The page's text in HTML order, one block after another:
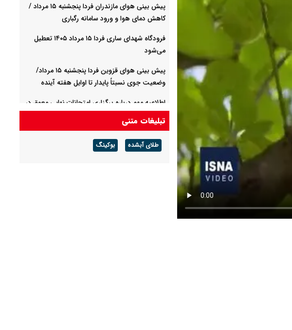
پیش بینی هوای مازندران فردا پنجشنبه ۱۵ مرداد /
کاهش دمای هوا و ورود سامانه رگباری
فرودگاه شهدای ساری فردا ۱۵ مرداد ۱۴۰۵ تعطیل
می‌شود
پیش بینی هوای قزوین فردا پنجشنبه ۱۵ مرداد/
وضعیت جوی نسبتاً پایدار تا اوایل هفته آینده
اطلاعیه مهم درباره برگزاری امتحانات نهایی معوق در
۴ استان جنوبی کشور + جدول
پیش بینی هوای فارس فردا پنجشنبه ۱۵ مرداد/
احتمال آب‌گرفتگی و سیلابی شدن مسیل‌ها
تبلیغات متنی
طلای آبشده بوکینگ